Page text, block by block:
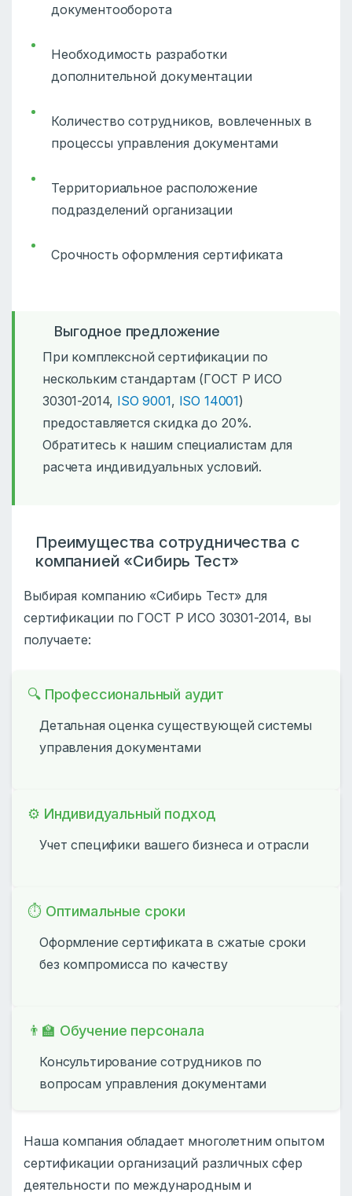
документооборота
Необходимость разработки
дополнительной документации
Количество сотрудников, вовлеченных в
процессы управления документами
Территориальное расположение
подразделений организации
Срочность оформления сертификата
Выгодное предложение
При комплексной сертификации по
нескольким стандартам (ГОСТ Р ИСО
30301-2014, ISO 9001, ISO 14001)
предоставляется скидка до 20%.
Обратитесь к нашим специалистам для
расчета индивидуальных условий.
Преимущества сотрудничества с
компанией «Сибирь Тест»
Выбирая компанию «Сибирь Тест» для
сертификации по ГОСТ Р ИСО 30301-2014, вы
получаете:
🔍 Профессиональный аудит
Детальная оценка существующей системы
управления документами
⚙️ Индивидуальный подход
Учет специфики вашего бизнеса и отрасли
⏱️ Оптимальные сроки
Оформление сертификата в сжатые сроки
без компромисса по качеству
👨‍🏫 Обучение персонала
Консультирование сотрудников по
вопросам управления документами
Наша компания обладает многолетним опытом
сертификации организаций различных сфер
деятельности по международным и